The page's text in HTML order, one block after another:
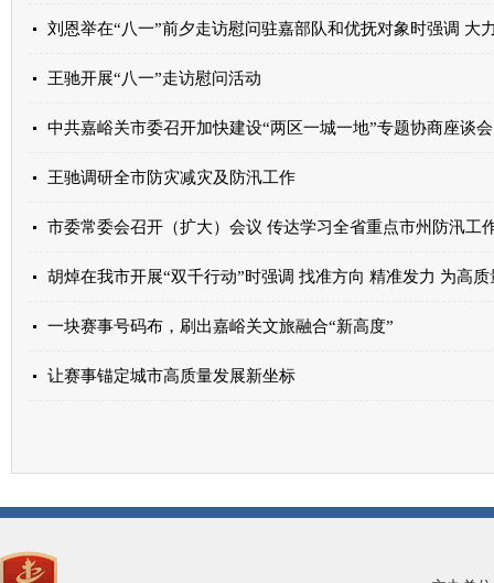
王驰开展“八一”走访慰问活动
中共嘉峪关市委召开加快建设“两区一城一地”专题协商座谈
王驰调研全市防灾减灾及防汛工作
胡焯在我市开展“双千行动”时强调 找准方向 精准发力 为高
一块赛事号码布，刷出嘉峪关文旅融合“新高度”
让赛事锚定城市高质量发展新坐标